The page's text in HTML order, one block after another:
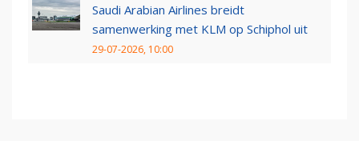
Saudi Arabian Airlines breidt
samenwerking met KLM op Schiphol uit
29-07-2026, 10:00